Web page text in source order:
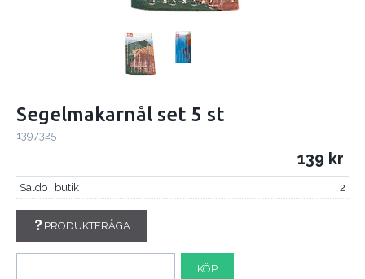
Segelmakarnål set 5 st
1397325
139
Saldo i butik 2
PRODUKTFRÅGA
KÖP